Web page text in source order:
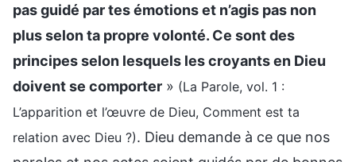
pas guidé par tes émotions et n’agis pas non
plus selon ta propre volonté. Ce sont des
principes selon lesquels les croyants en Dieu
doivent se comporter » (La Parole, vol. 1 :
L’apparition et l’œuvre de Dieu, Comment est ta
relation avec Dieu ?). Dieu demande à ce que nos